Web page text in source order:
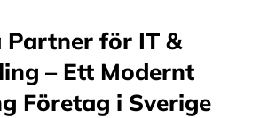
Partner för IT &
– Ett Modernt
Företag i Sverige